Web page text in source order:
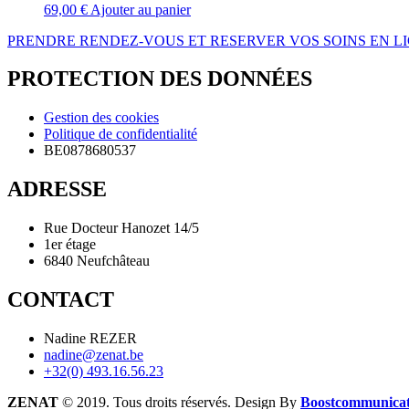
69,00 € Ajouter au panier
PRENDRE RENDEZ-VOUS ET RESERVER VOS SOINS EN
PROTECTION DES DONNÉES
Gestion des cookies
Politique de confidentialité
BE0878680537
ADRESSE
Rue Docteur Hanozet 14/5
1er étage
6840 Neufchâteau
CONTACT
Nadine REZER
nadine@zenat.be
+32(0) 493.16.56.23
ZENAT © 2019. Tous droits réservés. Design By